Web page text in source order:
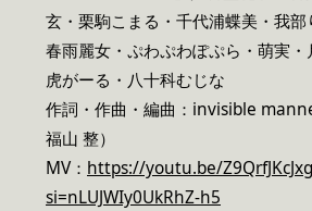
玄・栗駒こまる・千代浦蝶美・我部
春雨麗女・ぷわぷわぽぷら・萌実・
虎がーる・八十科むじな
作詞・作曲・編曲：invisible
福山 整）
MV： https://youtu.be/
si=nLUJWIy0UkRhZ-h5